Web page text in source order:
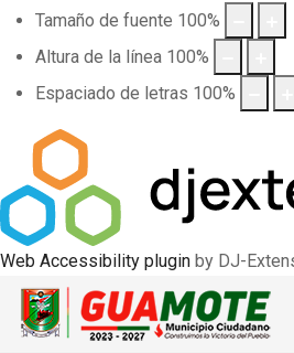
Tamaño de fuente 100%
Altura de la línea 100%
Espaciado de letras 100%
Web Accessibility plugin by DJ-